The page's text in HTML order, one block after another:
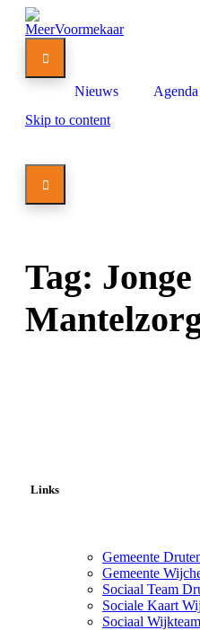

Nieuws Agenda
Skip to content

Tag: Jonge
Links
Gemeente
Gemeente
Sociaal Team
Sociale Kaart
Sociaal